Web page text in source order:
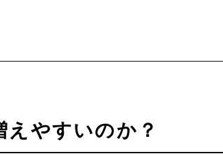
えやすいのか？